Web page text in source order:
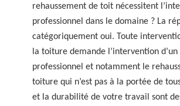
rehaussement de toit nécessitent
professionnel dans le domaine ? La
catégoriquement oui. Toute
la toiture demande l’intervention
professionnel et notamment le
toiture qui n’est pas à la portée de
et la durabilité de votre travail sont